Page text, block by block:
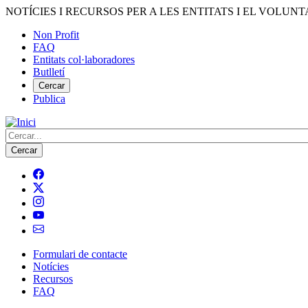
Vés
contingut
NOTÍCIES I RECURSOS PER A LES ENTITATS I EL
Menú
del
compte
d'usuari
Non Profit
FAQ
Entitats col·laboradores
Butlletí
Cercar
Publica
Cerca
Navegació
principal
Formulari de contacte
Notícies
Recursos
FAQ